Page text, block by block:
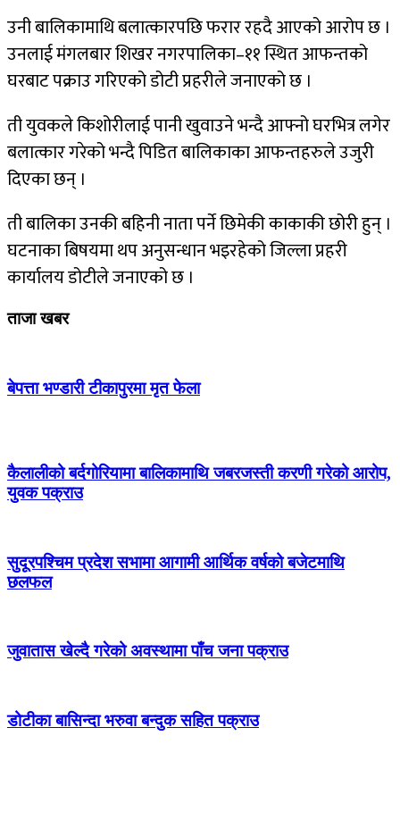
उनी बालिकामाथि बलात्कारपछि फरार रहदै आएको आरोप छ ।
उनलाई मंगलबार शिखर नगरपालिका–११ स्थित आफन्तको
घरबाट पक्राउ गरिएको डोटी प्रहरीले जनाएको छ ।
ती युवकले किशोरीलाई पानी खुवाउने भन्दै आफ्नो घरभित्र लगेर
बलात्कार गरेको भन्दै पिडित बालिकाका आफन्तहरुले उजुरी
दिएका छन् ।
ती बालिका उनकी बहिनी नाता पर्ने छिमेकी काकाकी छोरी हुन् ।
घटनाका बिषयमा थप अनुसन्धान भइरहेको जिल्ला प्रहरी
कार्यालय डोटीले जनाएको छ ।
ताजा खबर
बेपत्ता भण्डारी टीकापुरमा मृत फेला
कैलालीको बर्दगोरियामा बालिकामाथि जबरजस्ती करणी गरेको आरोप,
युवक पक्राउ
सुदूरपश्चिम प्रदेश सभामा आगामी आर्थिक वर्षको बजेटमाथि
छलफल
जुवातास खेल्दै गरेको अवस्थामा पाँच जना पक्राउ
डोटीका बासिन्दा भरुवा बन्दुक सहित पक्राउ